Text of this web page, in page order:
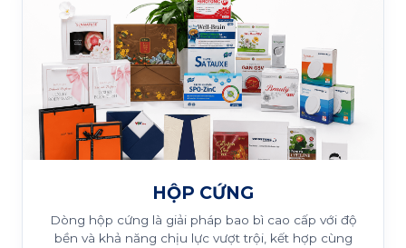
HỘP CỨNG
Dòng hộp cứng là giải pháp bao bì cao cấp với độ
bền và khả năng chịu lực vượt trội, kết hợp cùng